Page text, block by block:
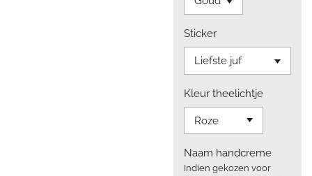
Sticker
Kleur theelichtje
Naam handcreme
Indien gekozen voor